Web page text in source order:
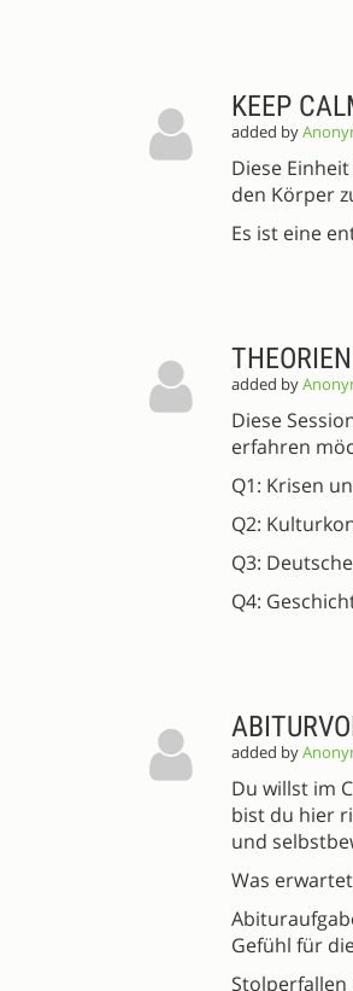
KEEP
added by
Diese
den Körper
Es ist eine
added by
Diese
erfahren
Q1: Krisen
Q2:
Q3:
Q4:
added by
Du willst im
bist du hier
und
Was
Gefühl für